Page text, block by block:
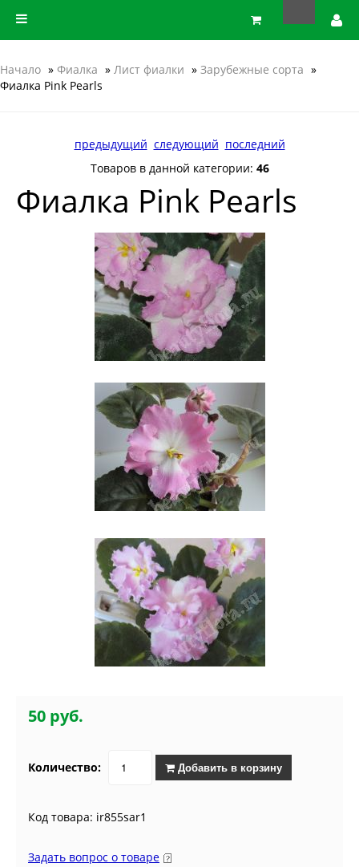
Начало » Фиалка » Лист фиалки » Зарубежные сорта »
Фиалка Pink Pearls
предыдущий следующий последний
Товаров в данной категории: 46
Фиалка Pink Pearls
50 руб.
Количество: Добавить в корзину
Код товара: ir855sar1
Задать вопрос о товаре